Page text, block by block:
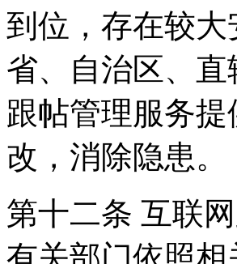
到位，存在较
省、自治区、
跟帖管理服务
改，消除隐患。
第十二条 互联
有关部门依照